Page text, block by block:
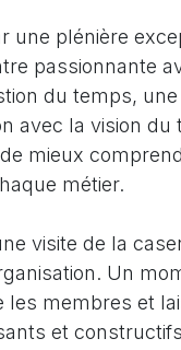
une plénière
passionnante
du temps,
avec la vision
mieux
métier.
visite de la
Un
membres et
et